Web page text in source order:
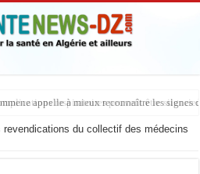
appelle à mieux reconnaître les signes
revendications du collectif des médecins